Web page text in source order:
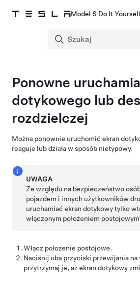
Model S Do It
Ponowne
dotykowego lub
rozdzielczej
Można ponownie uruchomić ekran
reaguje lub działa w sposób nietypowy.
UWAGA
Ze względu na bezpieczeństwo
pojazdem i innych użytkowników
uruchamiać ekran dotykowy tylko
włączonym położeniem
Włącz położenie postojowe.
Naciśnij oba przyciski przewijania na
przytrzymaj je, aż ekran dotykowy